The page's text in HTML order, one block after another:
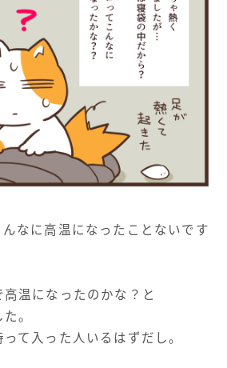
なに高温になったことないです
温になったのかな？と
。
て入った人いるはずだし。